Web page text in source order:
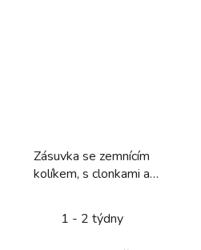
Zásuvka se zemnícím
kolíkem, s clonkami a
stříbrná mat
1 - 2 týdny